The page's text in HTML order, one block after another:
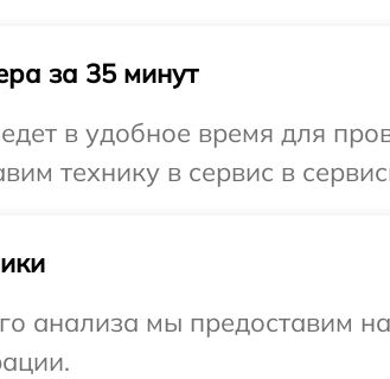
за 35 минут
в удобное время для
технику в сервис в
анализа мы предоставим